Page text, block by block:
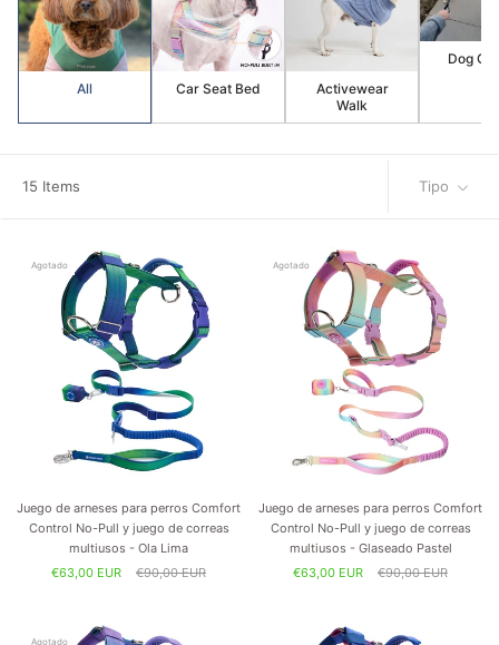
All Car Seat Bed
Activewear
Walk
Dog
15 Items Tipo
Agotado
Juego de arneses para perros Comfort
Control No-Pull y juego de correas
multiusos - Ola Lima
€63,00 EUR
€90,00 EUR
Agotado
Juego de arneses para perros Comfort
Control No-Pull y juego de correas
multiusos - Glaseado Pastel
€63,00 EUR
€90,00 EUR
Agotado